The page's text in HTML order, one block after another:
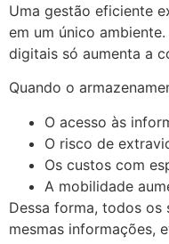
Uma gestão eficiente
em um único
digitais só aumenta a
Quando o
O acesso às
O risco de
Os custos com
A mobilidade
Dessa forma, todos os
mesmas informações,